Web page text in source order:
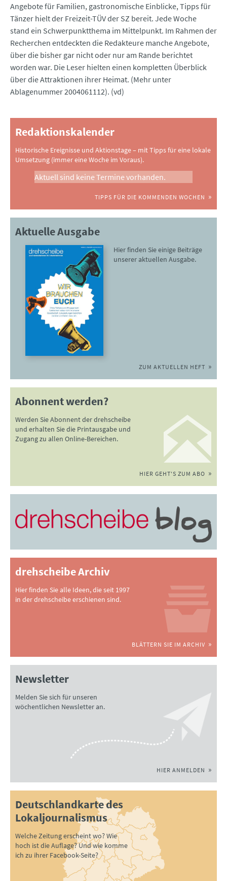
Angebote für Familien, gastronomische Einblicke, Tipps für
Tänzer hielt der Freizeit-TÜV der SZ bereit. Jede Woche
stand ein Schwerpunktthema im Mittelpunkt. Im Rahmen der
Recherchen entdeckten die Redakteure manche Angebote,
über die bisher gar nicht oder nur am Rande berichtet
worden war. Die Leser hielten einen kompletten Überblick
über die Attraktionen ihrer Heimat. (Mehr unter
Ablagenummer 2004061112). (vd)
Redaktionskalender
Historische Ereignisse und Aktionstage – mit Tipps für eine lokale
Umsetzung (immer eine Woche im Voraus).
Aktuell sind keine Termine vorhanden.
TIPPS FÜR DIE KOMMENDEN WOCHEN
Aktuelle Ausgabe
Hier finden Sie einige Beiträge
unserer aktuellen Ausgabe.
ZUM AKTUELLEN HEFT
Abonnent werden?
Werden Sie Abonnent der drehscheibe
und erhalten Sie die Printausgabe und
Zugang zu allen Online-Bereichen.
HIER GEHT'S ZUM ABO
drehscheibe Archiv
Hier finden Sie alle Ideen, die seit 1997
in der drehscheibe erschienen sind.
BLÄTTERN SIE IM ARCHIV
Newsletter
Melden Sie sich für unseren
wöchentlichen Newsletter an.
HIER ANMELDEN
Deutschlandkarte des
Lokaljournalismus
Welche Zeitung erscheint wo? Wie
hoch ist die Auflage? Und wie komme
ich zu ihrer Facebook-Seite?